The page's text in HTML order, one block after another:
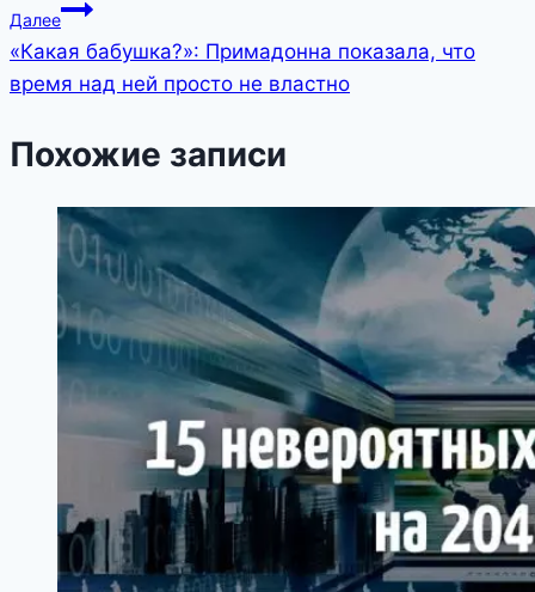
Далее
«Какая бабушка?»: Примадонна показала, что
время над ней просто не властно
Похожие записи